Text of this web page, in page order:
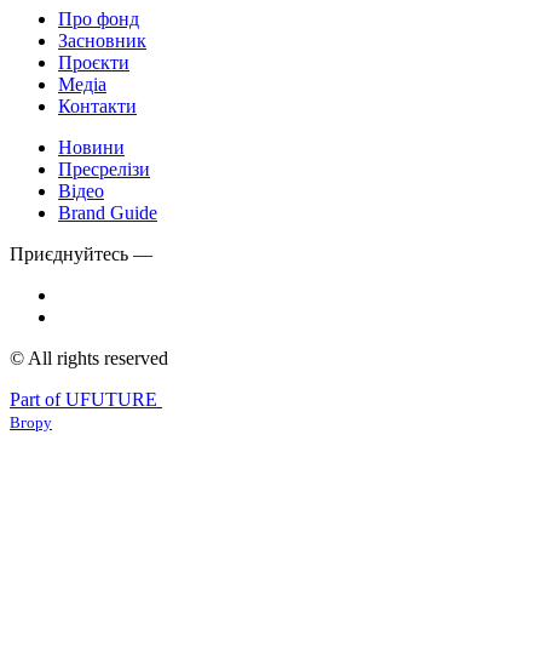
Про фонд
Засновник
Проєкти
Медіа
Контакти
Новини
Пресрелізи
Відео
Brand Guide
Приєднуйтесь —
© All rights reserved
Part of UFUTURE
Вгору